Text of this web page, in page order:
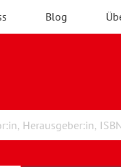
Blog